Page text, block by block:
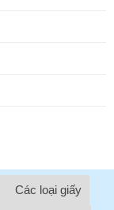
Các loại giấy